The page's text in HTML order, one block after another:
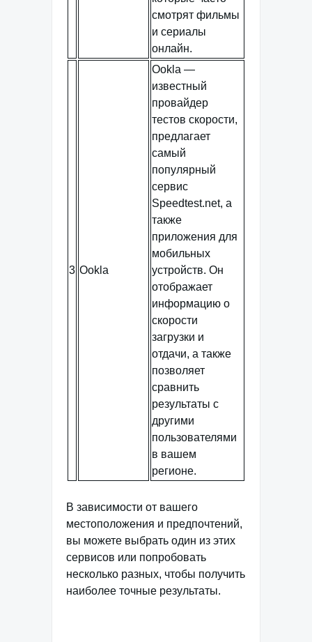
смотрят фильмы
и сериалы
онлайн.
3 Ookla
Ookla —
известный
провайдер
тестов скорости,
предлагает
самый
популярный
сервис
Speedtest.net, а
также
приложения для
мобильных
устройств. Он
отображает
информацию о
скорости
загрузки и
отдачи, а также
позволяет
сравнить
результаты с
другими
пользователями
в вашем
регионе.
В зависимости от вашего
местоположения и предпочтений,
вы можете выбрать один из этих
сервисов или попробовать
несколько разных, чтобы получить
наиболее точные результаты.